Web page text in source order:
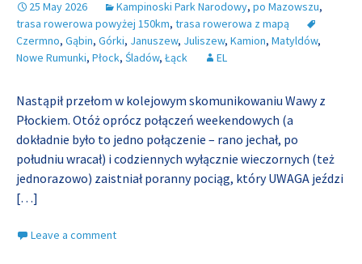
25 May 2026 Kampinoski Park Narodowy, po Mazowszu,
trasa rowerowa powyżej 150km, trasa rowerowa z mapą
Czermno, Gąbin, Górki, Januszew, Juliszew, Kamion, Matyldów,
Nowe Rumunki, Płock, Śladów, Łąck EL
Nastąpił przełom w kolejowym skomunikowaniu Wawy z
Płockiem. Otóż oprócz połączeń weekendowych (a
dokładnie było to jedno połączenie – rano jechał, po
południu wracał) i codziennych wyłącznie wieczornych (też
jednorazowo) zaistniał poranny pociąg, który UWAGA jeździ
[…]
Leave a comment